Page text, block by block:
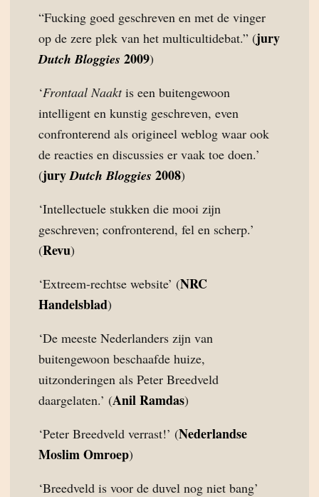
“Fucking goed geschreven en met de vinger
op de zere plek van het multicultidebat.” (jury
Dutch Bloggies 2009)
‘Frontaal Naaktis een buitengewoon
intelligent en kunstig geschreven, even
confronterend als origineel weblog waar ook
de reacties en discussies er vaak toe doen.’
(juryDutch Bloggies 2008)
‘Intellectuele stukken die mooi zijn
geschreven; confronterend, fel en scherp.’
(Revu)
‘Extreem-rechtse website’ (NRC
Handelsblad)
‘De meeste Nederlanders zijn van
buitengewoon beschaafde huize,
uitzonderingen als Peter Breedveld
daargelaten.’ (Anil Ramdas)
‘Peter Breedveld verrast!’ (Nederlandse
Moslim Omroep)
‘Breedveld is voor de duvel nog niet bang’